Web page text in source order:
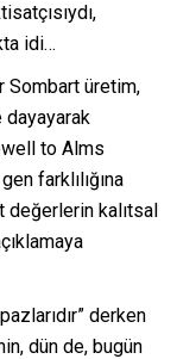
idi…
Sombart üretim,
dayayarak
to Alms
farklılığına
kalıtsal
derken
dün de, bugün